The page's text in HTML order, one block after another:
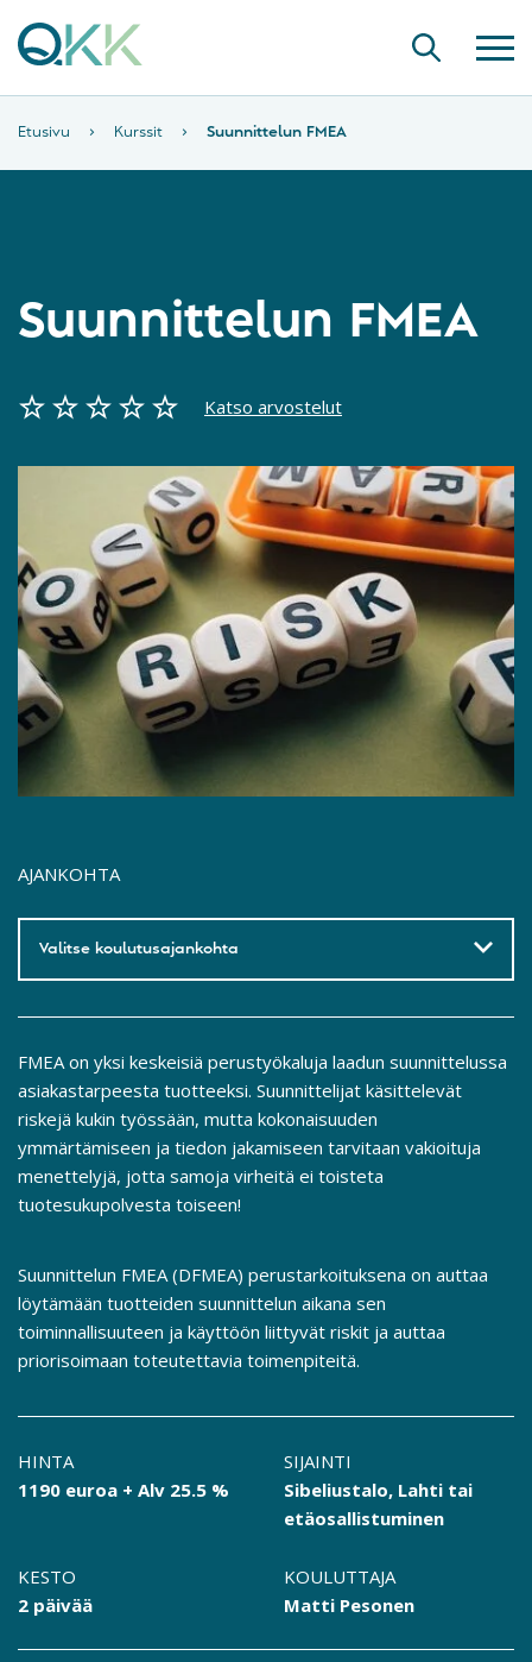
Etusivu › Kurssit › Suunnittelun FMEA
Suunnittelun FMEA
Katso arvostelut
AJANKOHTA
Valitse koulutusajankohta
FMEA on yksi keskeisiä perustyökaluja laadun suunnittelussa
asiakastarpeesta tuotteeksi. Suunnittelijat käsittelevät
riskejä kukin työssään, mutta kokonaisuuden
ymmärtämiseen ja tiedon jakamiseen tarvitaan vakioituja
menettelyjä, jotta samoja virheitä ei toisteta
tuotesukupolvesta toiseen!
Suunnittelun FMEA (DFMEA) perustarkoituksena on auttaa
löytämään tuotteiden suunnittelun aikana sen
toiminnallisuuteen ja käyttöön liittyvät riskit ja auttaa
priorisoimaan toteutettavia toimenpiteitä.
HINTA
1190 euroa + Alv 25.5 %
SIJAINTI
Sibeliustalo, Lahti tai
etäosallistuminen
KESTO
2 päivää
KOULUTTAJA
Matti Pesonen